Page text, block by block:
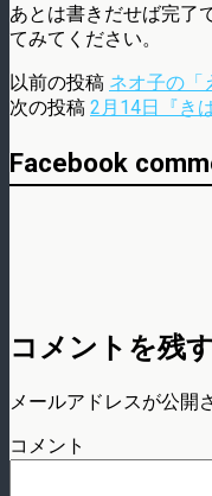
あとは書きだせば完了
てみてください。
以前の投稿 ネオ子の「
次の投稿 2月14日『き
Facebook
コメントを残
メールアドレスが公開
コメント